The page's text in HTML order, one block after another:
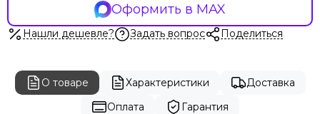
Оформить в MAX
Нашли дешевле? Задать вопрос Поделиться
О товаре Характеристики
Доставка
Оплата
Гарантия